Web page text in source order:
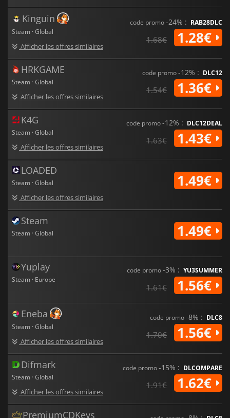
Kinguin
Steam · Global
Afficher les offres similaires
code promo-24% : RAB28DLC
1.68€ 1.28€
HRKGAME
Steam · Global
Afficher les offres similaires
code promo-12% : DLC12
1.54€ 1.36€
K4G
Steam · Global
Afficher les offres similaires
code promo-12% : DLC12DEAL
1.63€ 1.43€
LOADED
Steam · Global
Afficher les offres similaires
1.49€
Steam
Steam · Global 1.49€
Yuplay
Steam · Europe
code promo-3% : YU3SUMMER
1.61€ 1.56€
Eneba
Steam · Global
Afficher les offres similaires
code promo-8% : DLC8
1.70€ 1.56€
Difmark
Steam · Global
Afficher les offres similaires
code promo-15% : DLCOMPARE
1.91€ 1.62€
PremiumCDKeys